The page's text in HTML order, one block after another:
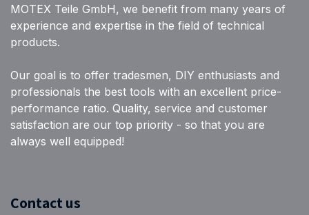
MOTEX Teile GmbH, we benefit from many years of
experience and expertise in the field of technical
products.
Our goal is to offer tradesmen, DIY enthusiasts and
professionals the best tools with an excellent price-
performance ratio. Quality, service and customer
satisfaction are our top priority - so that you are
always well equipped!
Contact us